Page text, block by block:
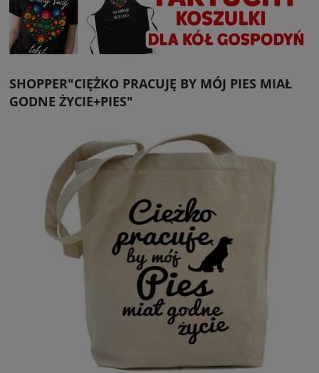
SHOPPER"CIĘŻKO PRACUJĘ BY MÓJ PIES MIAŁ
GODNE ŻYCIE+PIES"